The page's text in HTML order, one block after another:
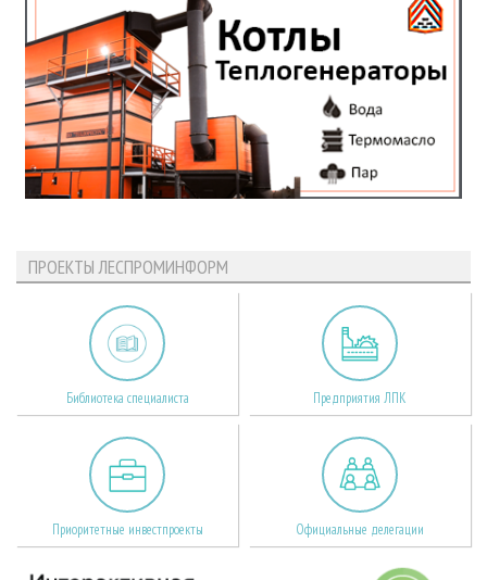
ПРОЕКТЫ ЛЕСПРОМИНФОРМ
Библиотека специалиста Предприятия ЛПК
Приоритетные инвестпроекты Официальные делегации